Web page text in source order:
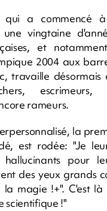
qui a commencé
vingtaine
et
2004 aux
travaille désormais
rameurs.
la
est rodée: "Je
hallucinants pour
des yeux grands
la magie !+". C'est
scientifique !"